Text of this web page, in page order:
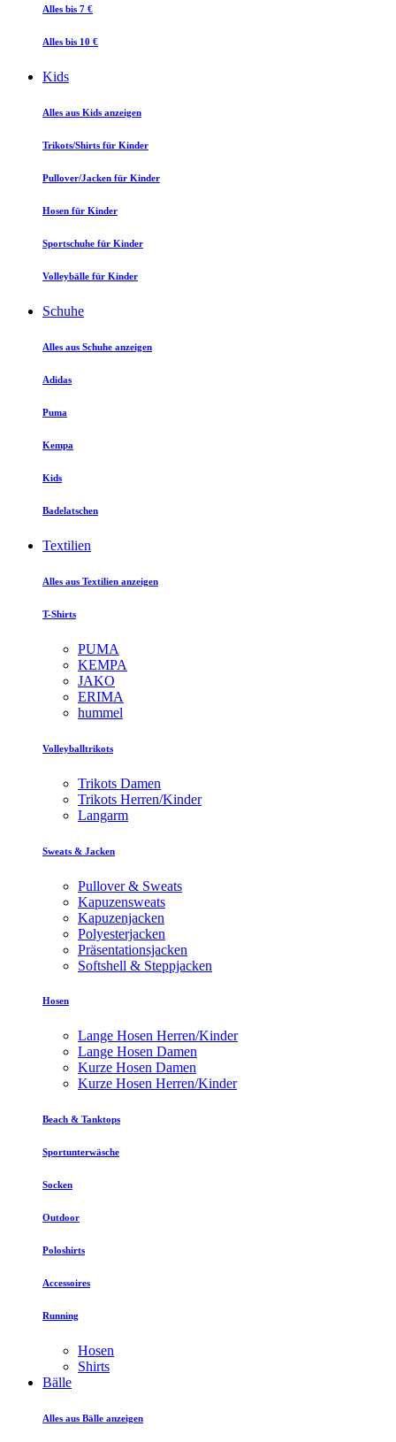
Alles bis 7 €
Alles bis 10 €
Kids
Alles aus Kids anzeigen
Trikots/Shirts für Kinder
Pullover/Jacken für Kinder
Hosen für Kinder
Sportschuhe für Kinder
Volleybälle für Kinder
Schuhe
Alles aus Schuhe anzeigen
Adidas
Puma
Kempa
Kids
Badelatschen
Textilien
Alles aus Textilien anzeigen
T-Shirts
PUMA
KEMPA
JAKO
ERIMA
hummel
Volleyballtrikots
Trikots Damen
Trikots Herren/Kinder
Langarm
Sweats & Jacken
Pullover & Sweats
Kapuzensweats
Kapuzenjacken
Polyesterjacken
Präsentationsjacken
Softshell & Steppjacken
Hosen
Lange Hosen Herren/Kinder
Lange Hosen Damen
Kurze Hosen Damen
Kurze Hosen Herren/Kinder
Beach & Tanktops
Sportunterwäsche
Socken
Outdoor
Poloshirts
Accessoires
Running
Hosen
Shirts
Bälle
Alles aus Bälle anzeigen